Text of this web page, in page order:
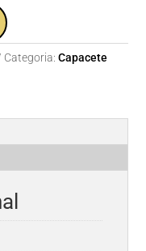
Categoria: Capacete